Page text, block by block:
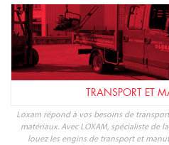
TRANSPORT ET
Loxam répond à vos besoins de
matériaux. Avec LOXAM, spécialiste de
louez les engins de transport et